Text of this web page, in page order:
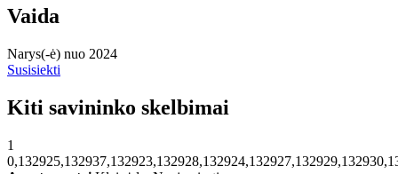
Vaida
Narys(-ė) nuo 2024
Susisiekti
Kiti savininko skelbimai
1